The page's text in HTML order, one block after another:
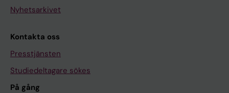
Nyhetsarkivet
Kontakta oss
Presstjänsten
Studiedeltagare sökes
På gång